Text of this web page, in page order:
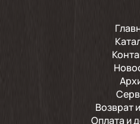
Возврат
Оплата и